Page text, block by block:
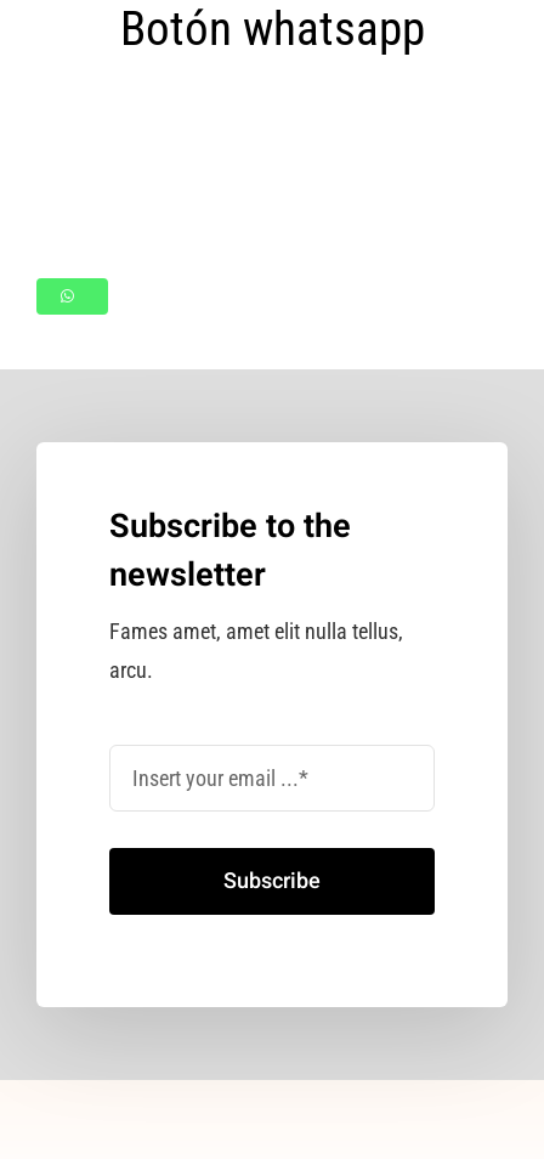
Botón whatsapp
Subscribe to the
newsletter
Fames amet, amet elit nulla tellus,
arcu.
Subscribe